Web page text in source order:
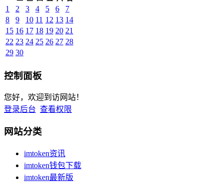
1 2 3 4 5 6
7
8
9 10 11 12 13 14
15 16 17 18 19 20 21
22 23 24 25 26 27 28
29 30
控制面板
您好，欢迎到访网站！
登录后台 查看权限
网站分类
imtoken资讯
imtoken钱包下载
imtoken最新版